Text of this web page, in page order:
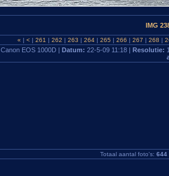
IMG
« | < | 261 | 262 | 263 | 264 | 265 | 266 | 267 | 268 |
Canon EOS 1000D | Datum: 22-5-09 11:18 | Resolutie:
Totaal aantal foto's: 644